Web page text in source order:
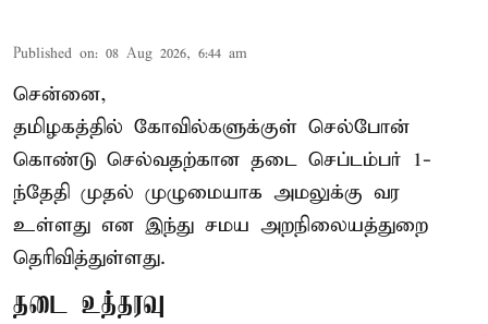
Published on: 08 Aug 2026, 6:44 am
சென்னை,
தமிழகத்தில் கோவில்களுக்குள் செல்போன்
கொண்டு செல்வதற்கான தடை செப்டம்பர் 1-
ந்தேதி முதல் முழுமையாக அமலுக்கு வர
உள்ளது என இந்து சமய அறநிலையத்துறை
தெரிவித்துள்ளது.
தடை உத்தரவு